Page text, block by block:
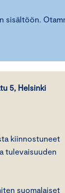
sisältöön.
5, Helsinki
kiinnostuneet
tulevaisuuden
suomalaiset